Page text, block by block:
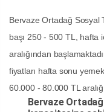
Bervaze Ortadağ Sosyal
başı 250 - 500 TL, hafta
aralığından
fiyatları hafta sonu
60.000 - 80.000 TL
Bervaze